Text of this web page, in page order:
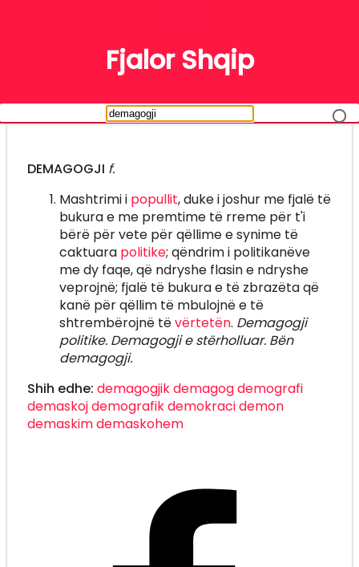
Fjalor Shqip
DEMAGOGJI f.
Mashtrimi i popullit, duke i joshur me fjalë të
bukura e me premtime të rreme për t'i
bërë për vete për qëllime e synime të
caktuara politike; qëndrim i politikanëve
me dy faqe, që ndryshe flasin e ndryshe
veprojnë; fjalë të bukura e të zbrazëta që
kanë për qëllim të mbulojnë e të
shtrembërojnë tëvërtetën. Demagogji
politike. Demagogji e stërholluar. Bën
demagogji.
Shih edhe: demagogjikdemagogdemografi
demaskojdemografikdemokracidemon
demaskimdemaskohem